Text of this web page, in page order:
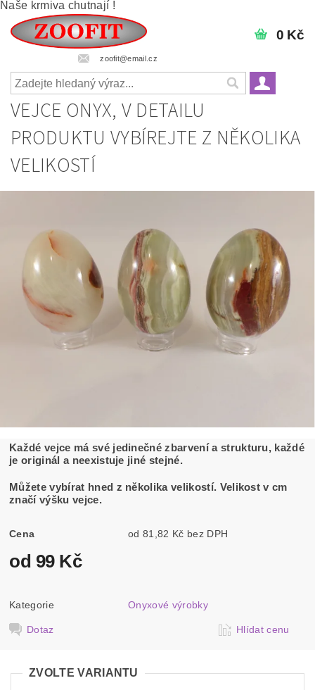
Naše krmiva chutnají !
zoofit@email.cz
0 Kč
VEJCE ONYX, V DETAILU
PRODUKTU VYBÍREJTE Z NĚKOLIKA
VELIKOSTÍ
Každé vejce má své jedinečné zbarvení a strukturu, každé
je originál a neexistuje jiné stejné.
Můžete vybírat hned z několika velikostí. Velikost v cm
značí výšku vejce.
Cena od 81,82 Kč bez DPH
od 99 Kč
Kategorie Onyxové výrobky
Dotaz Hlídat cenu
ZVOLTE VARIANTU